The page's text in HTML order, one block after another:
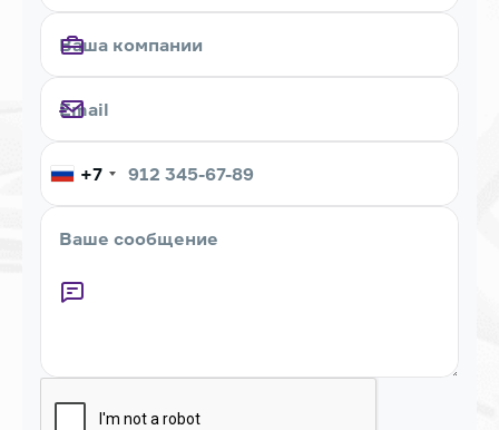
+7